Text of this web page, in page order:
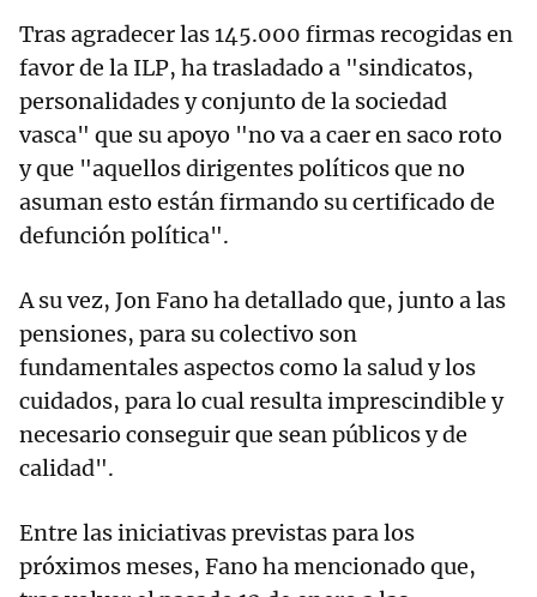
Tras agradecer las 145.000 firmas recogidas en
favor de la ILP, ha trasladado a "sindicatos,
personalidades y conjunto de la sociedad
vasca" que su apoyo "no va a caer en saco roto
y que "aquellos dirigentes políticos que no
asuman esto están firmando su certificado de
defunción política".
A su vez, Jon Fano ha detallado que, junto a las
pensiones, para su colectivo son
fundamentales aspectos como la salud y los
cuidados, para lo cual resulta imprescindible y
necesario conseguir que sean públicos y de
calidad".
Entre las iniciativas previstas para los
próximos meses, Fano ha mencionado que,